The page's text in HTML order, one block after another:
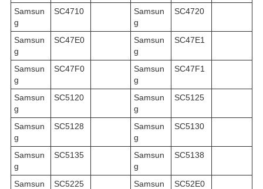
Samsun
g
SC4710
Samsun
g
SC4720
Samsun
g
SC47E0
Samsun
g
SC47E1
Samsun
g
SC47F0
Samsun
g
SC47F1
Samsun
g
SC5120
Samsun
g
SC5125
Samsun
g
SC5128
Samsun
g
SC5130
Samsun
g
SC5135
Samsun
g
SC5138
Samsun
SC5225
Samsun
SC52E0